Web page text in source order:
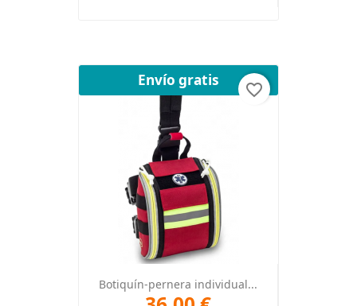
Botiquín-pernera individual...
Envío gratis
favorite_border